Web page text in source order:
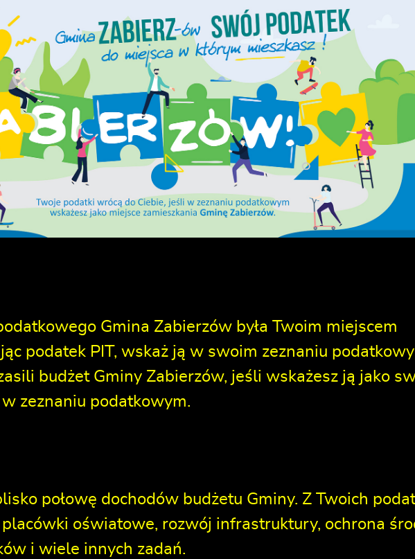
Gmina Zabierzów była Twoim miejscem
podatek PIT, wskaż ją w swoim zeznaniu
budżet Gminy Zabierzów, jeśli wskażesz ją jako
zeznaniu podatkowym.
połowę dochodów budżetu Gminy. Z Twoich
oświatowe, rozwój infrastruktury, ochrona
i wiele innych zadań.